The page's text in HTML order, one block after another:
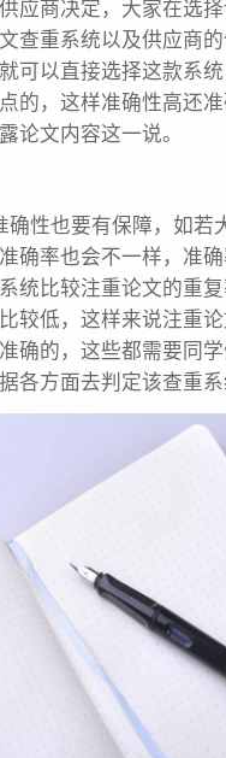
应商决定，大家在选
查重系统以及供应商
可以直接选择这款系
的，这样准确性高还
论文内容这一说。
确性也要有保障，如若
确率也会不一样，准
统比较注重论文的重
较低，这样来说注重
确的，这些都需要同
各方面去判定该查重系